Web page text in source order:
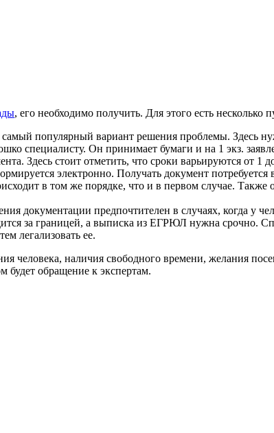
, его необходимо получить. Для этого есть несколько
популярный вариант решения проблемы. Здесь
специалисту. Он принимает бумаги и на 1 экз.
Здесь стоит отметить, что сроки варьируются от
электронно. Получать документ
в том же порядке, что и в первом случае. Также
документации предпочтителен в случаях, когда у
за границей, а выписка из ЕГРЮЛ нужна срочно.
легализовать ее.
человека, наличия свободного времени, желания
будет обращение к экспертам.